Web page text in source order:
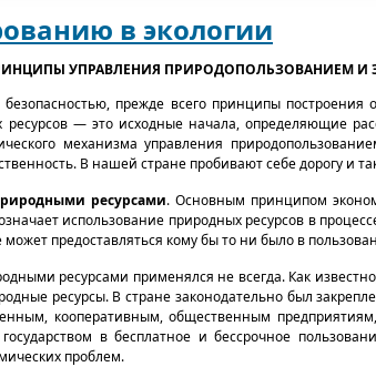
в экологии
УПРАВЛЕНИЯ ПРИРОДОПОЛЬЗОВАНИЕМ И
прежде всего принципы построения
— это исходные начала, определяющие
механизма управления
В нашей стране пробивают себе дорогу и
ресурсами. Основным принципом
использование природных ресурсов в
предоставляться кому бы то ни было в
ресурсами применялся не всегда. Как
ресурсы. В стране законодательно был
кооперативным, общественным
государством в бесплатное и бессрочное
проблем.